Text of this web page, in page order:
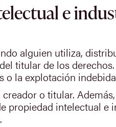
e
alguien utiliza,
titular de los
la explotación
o titular.
propiedad intelectual e